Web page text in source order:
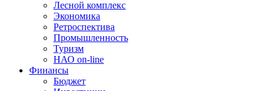
Лесной комплекс
Экономика
Ретроспектива
Промышленность
Туризм
НАО on-line
Финансы
Бюджет